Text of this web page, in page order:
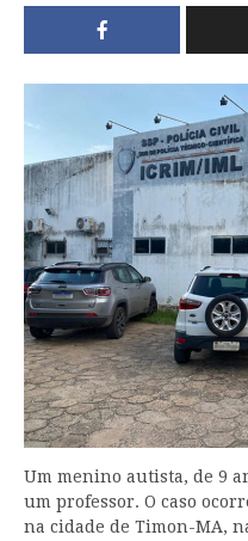
Um menino autista, de 9
um professor. O caso
na cidade de Timon-MA,